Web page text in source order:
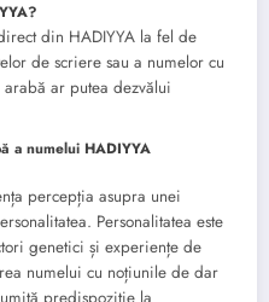
din HADIYYA la fel de
de scriere sau a numelor cu
ar putea dezvălui
a numelui HADIYYA
percepția asupra unei
Personalitatea este
genetici și experiențe de
numelui cu noțiunile de dar